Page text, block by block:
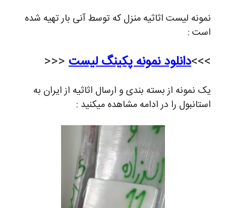
نمونه لیست اثاثیه منزل که توسط آنی بار تهیه شده
است :
>>>دانلود نمونه پکینگ لیست <<<
یک نمونه از بسته بندی و ارسال اثاثیه از ایران به
استانبول را در ادامه مشاهده میکنید :